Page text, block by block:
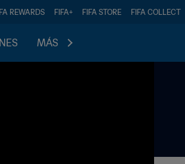
REWARDS FIFA+ FIFA STORE FIFA COLLECT
MÁS